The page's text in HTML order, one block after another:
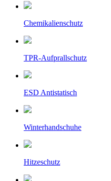
Chemikalienschutz
TPR-Aufprallschutz
ESD Antistatisch
Winterhandschuhe
Hitzeschutz